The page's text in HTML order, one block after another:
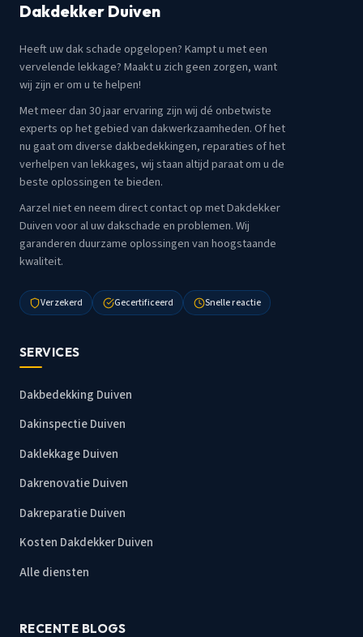
Dakdekker Duiven
Heeft uw dak schade opgelopen? Kampt u met een
vervelende lekkage? Maakt u zich geen zorgen, want
wij zijn er om u te helpen!
Met meer dan 30 jaar ervaring zijn wij dé onbetwiste
experts op het gebied van dakwerkzaamheden. Of het
nu gaat om diverse dakbedekkingen, reparaties of het
verhelpen van lekkages, wij staan altijd paraat om u de
beste oplossingen te bieden.
Aarzel niet en neem direct contact op met Dakdekker
Duiven voor al uw dakschade en problemen. Wij
garanderen duurzame oplossingen van hoogstaande
kwaliteit.
Verzekerd Gecertificeerd Snelle reactie
SERVICES
Dakbedekking Duiven
Dakinspectie Duiven
Daklekkage Duiven
Dakrenovatie Duiven
Dakreparatie Duiven
Kosten Dakdekker Duiven
Alle diensten
RECENTE BLOGS